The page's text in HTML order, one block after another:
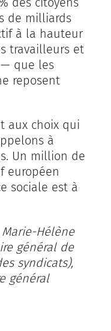
de milliards
à la hauteur
travailleurs et
que les
reposent
aux choix qui
à
Un million de
européen
sociale est à
Marie-Hélène
général de
syndicats),
général